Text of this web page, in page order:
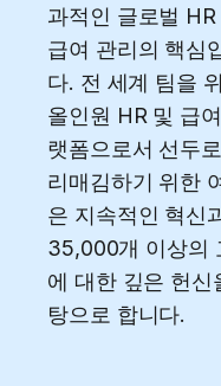
과적인 글로벌 HR
급여 관리의 핵심
다. 전 세계 팀을
올인원 HR 및 급
랫폼으로서 선두
리매김하기 위한
은 지속적인 혁신
35,000개 이상의
에 대한 깊은 헌신
탕으로 합니다.